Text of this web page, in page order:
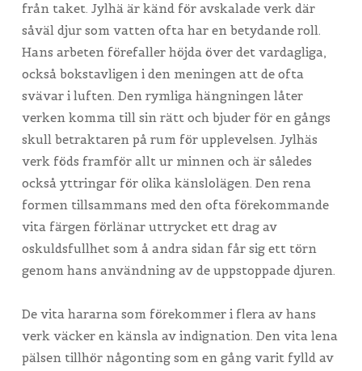
från taket. Jylhä är känd för avskalade verk där
såväl djur som vatten ofta har en betydande roll.
Hans arbeten förefaller höjda över det vardagliga,
också bokstavligen i den meningen att de ofta
svävar i luften. Den rymliga hängningen låter
verken komma till sin rätt och bjuder för en gångs
skull betraktaren på rum för upplevelsen. Jylhäs
verk föds framför allt ur minnen och är således
också yttringar för olika känslolägen. Den rena
formen tillsammans med den ofta förekommande
vita färgen förlänar uttrycket ett drag av
oskuldsfullhet som å andra sidan får sig ett törn
genom hans användning av de uppstoppade djuren.
De vita hararna som förekommer i flera av hans
verk väcker en känsla av indignation. Den vita lena
pälsen tillhör någonting som en gång varit fylld av